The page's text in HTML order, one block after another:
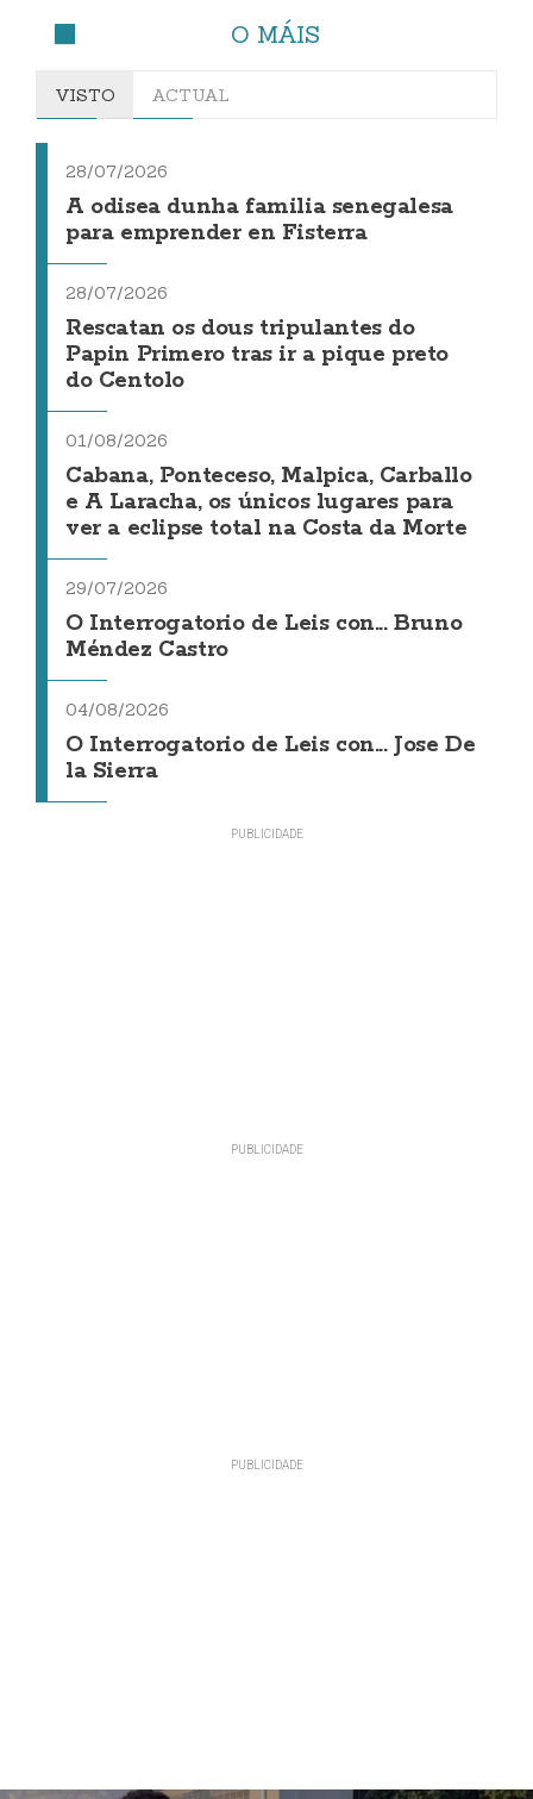
O MÁIS
VISTO ACTUAL
28/07/2026
A odisea dunha familia senegalesa
para emprender en Fisterra
28/07/2026
Rescatan os dous tripulantes do
Papin Primero tras ir a pique preto
do Centolo
01/08/2026
Cabana, Ponteceso, Malpica, Carballo
e A Laracha, os únicos lugares para
ver a eclipse total na Costa da Morte
29/07/2026
O Interrogatorio de Leis con... Bruno
Méndez Castro
04/08/2026
O Interrogatorio de Leis con... Jose De
la Sierra